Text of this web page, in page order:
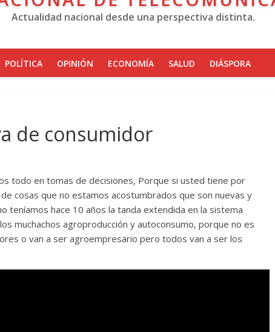
Actualidad nacional desde una perspectiva distinta.
POLÍTICA OPINIÓN ECONOMÍA SALUD DIÁSPORA
de consumidor
todo en tomas de decisiones, Porque si usted tiene por
cosas que no estamos acostumbrados que son nuevas y
teníamos hace 10 años la tanda extendida en la sistema
muchachos agroproducción y autoconsumo, porque no es
o van a ser agroempresario pero todos van a ser los